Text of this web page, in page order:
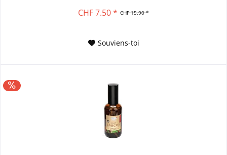
CHF 15.90 *
CHF 7.50 *
Souviens-toi